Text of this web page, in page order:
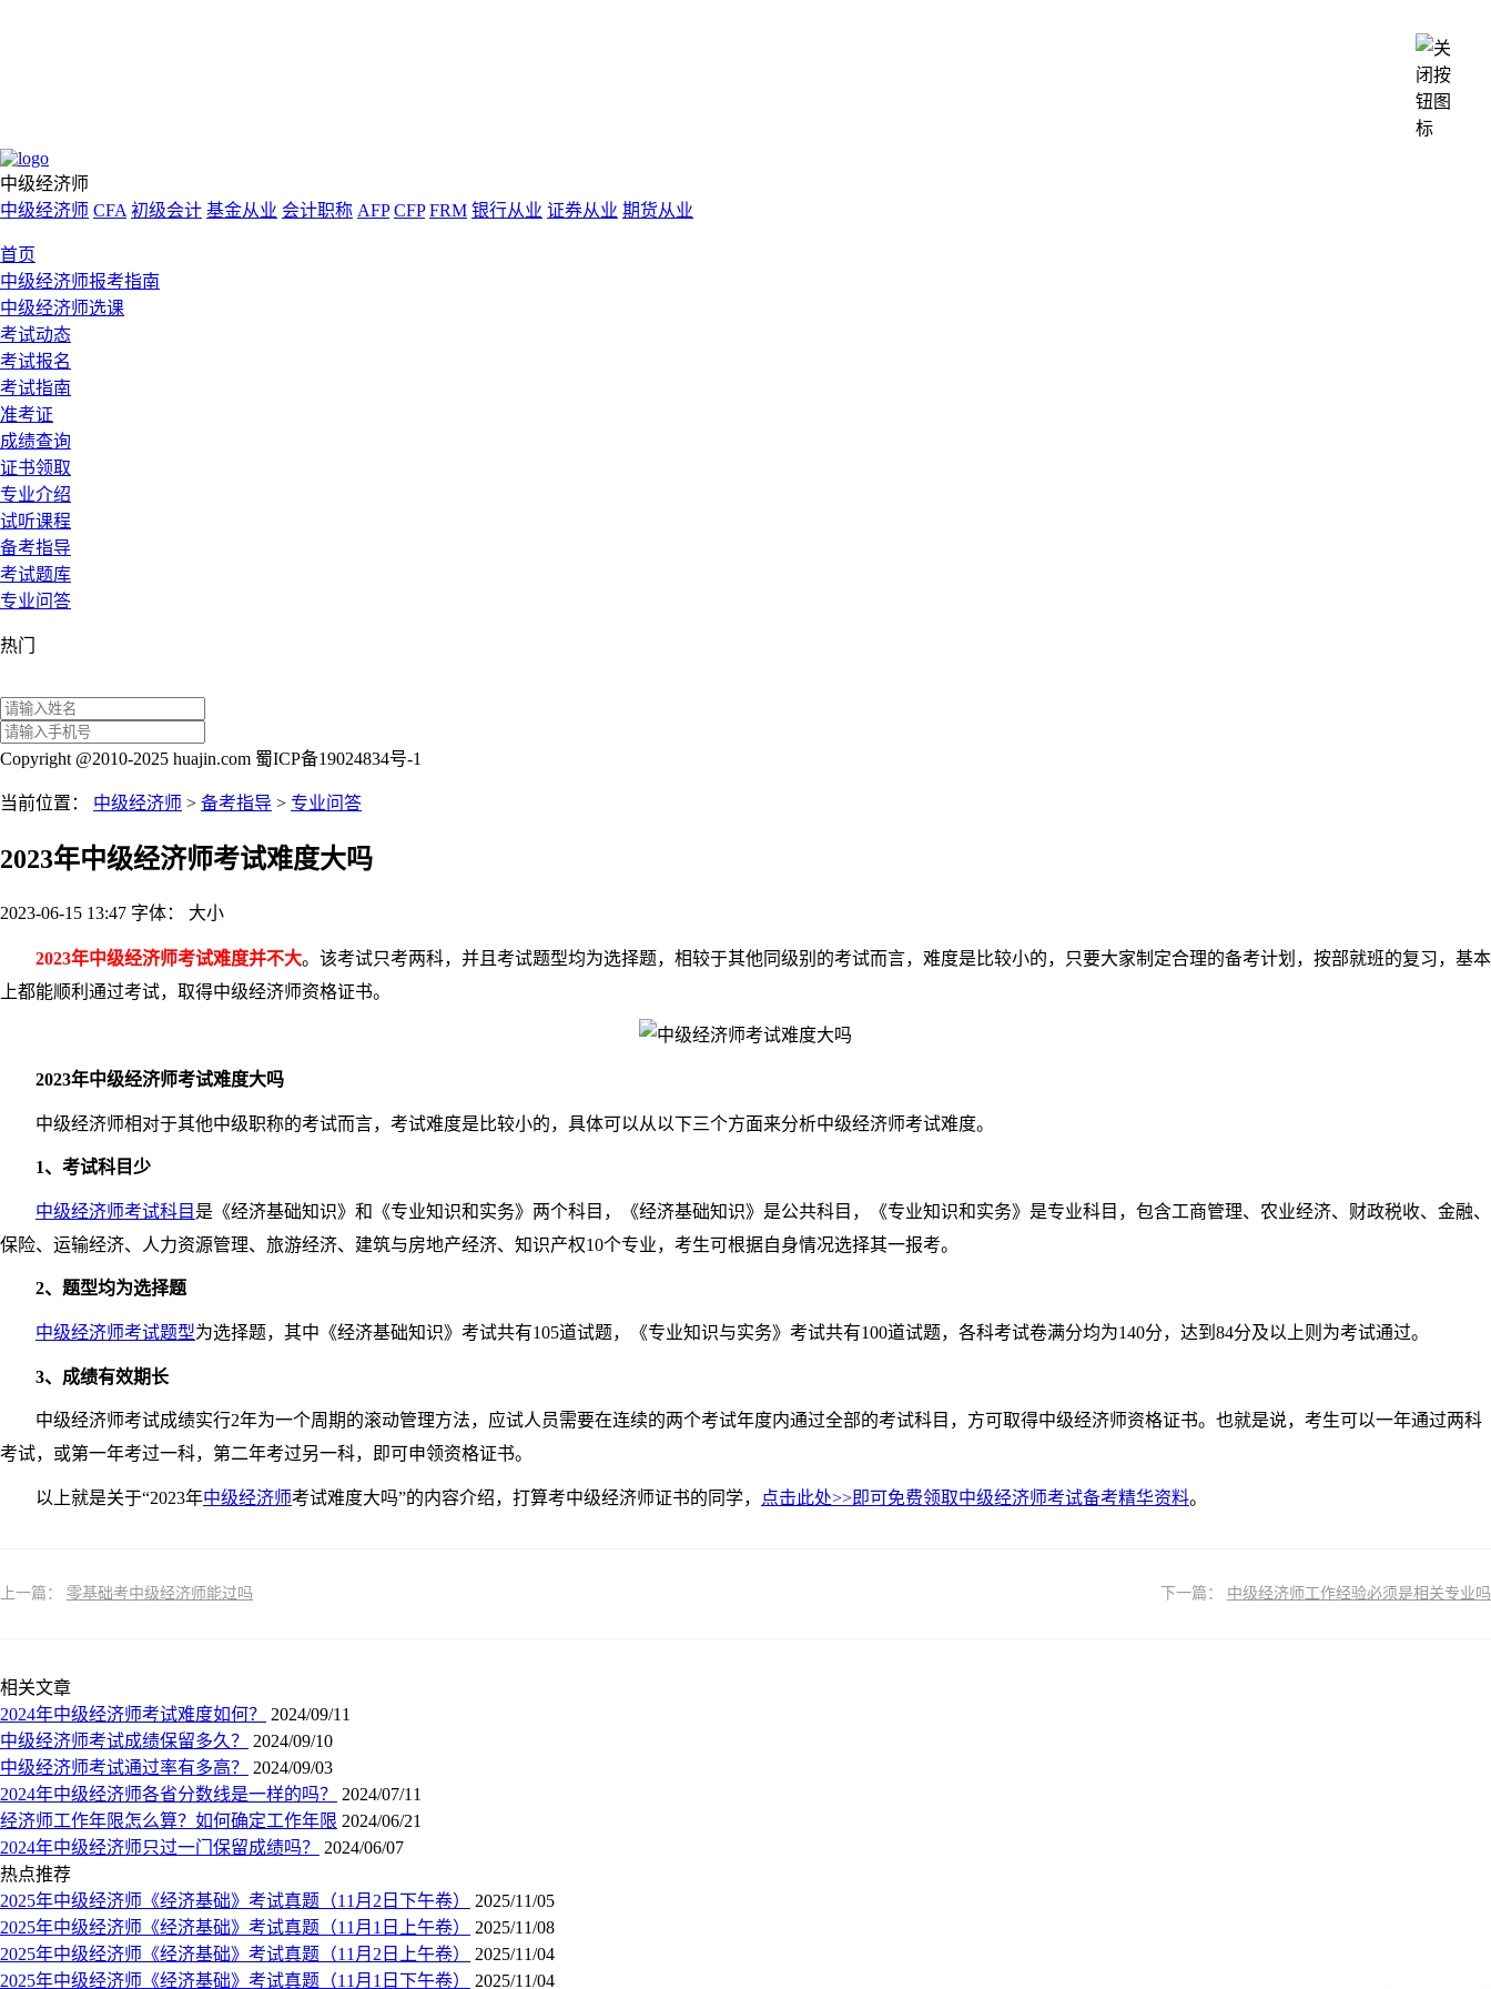
中级经济师
中级经济师 CFA 初级会计 基金从业 会计职称 AFP CFP FRM 银行从业 证券从业 期货从业
首页
中级经济师报考指南
中级经济师选课
考试动态
考试报名
考试指南
准考证
成绩查询
证书领取
专业介绍
试听课程
备考指导
考试题库
专业问答
热门
Copyright @2010-2025 huajin.com 蜀ICP备19024834号-1
当前位置： 中级经济师 > 备考指导 > 专业问答
2023年中级经济师考试难度大吗
2023-06-15 13:47 字体： 大小
2023年中级经济师考试难度并不大。该考试只考两科，并且考试题型均为选择题，相较于其他同级别的考试而言，难度是比较小的，只要大家制定合理的备考计划，按部就班的复习，基本
上都能顺利通过考试，取得中级经济师资格证书。
2023年中级经济师考试难度大吗
中级经济师相对于其他中级职称的考试而言，考试难度是比较小的，具体可以从以下三个方面来分析中级经济师考试难度。
1、考试科目少
中级经济师考试科目 是《经济基础知识》和《专业知识和实务》两个科目，《经济基础知识》是公共科目，《专业知识和实务》是专业科目，包含工商管理、农业经济、财政税收、金融、
保险、运输经济、人力资源管理、旅游经济、建筑与房地产经济、知识产权10个专业，考生可根据自身情况选择其一报考。
2、题型均为选择题
中级经济师考试题型为选择题，其中《经济基础知识》考试共有105道试题，《专业知识与实务》考试共有100道试题，各科考试卷满分均为140分，达到84分及以上则为考试通过。
3、成绩有效期长
中级经济师考试成绩实行2年为一个周期的滚动管理方法，应试人员需要在连续的两个考试年度内通过全部的考试科目，方可取得中级经济师资格证书。也就是说，考生可以一年通过两科
考试，或第一年考过一科，第二年考过另一科，即可申领资格证书。
以上就是关于“2023年中级经济师考试难度大吗”的内容介绍，打算考中级经济师证书的同学， 点击此处>>即可免费领取中级经济师考试备考精华资料。
上一篇： 零基础考中级经济师能过吗 下一篇： 中级经济师工作经验必须是相关专业吗
相关文章
2024年中级经济师考试难度如何？
2024/09/11
中级经济师考试成绩保留多久？
2024/09/10
中级经济师考试通过率有多高？
2024/09/03
2024年中级经济师各省分数线是一样的吗？
2024/07/11
经济师工作年限怎么算？如何确定工作年限 2024/06/21
2024年中级经济师只过一门保留成绩吗？
2024/06/07
热点推荐
2025年中级经济师《经济基础》考试真题（11月2日下午卷）
2025/11/05
2025年中级经济师《经济基础》考试真题（11月1日上午卷）
2025/11/08
2025年中级经济师《经济基础》考试真题（11月2日上午卷）
2025/11/04
2025年中级经济师《经济基础》考试真题（11月1日下午卷）
2025/11/04